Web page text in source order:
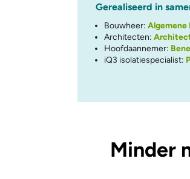
Gerealiseerd in
Bouwheer:Algemene
Architecten:
Hoofdaannemer:
iQ3 isolatiespecialist:
Minder